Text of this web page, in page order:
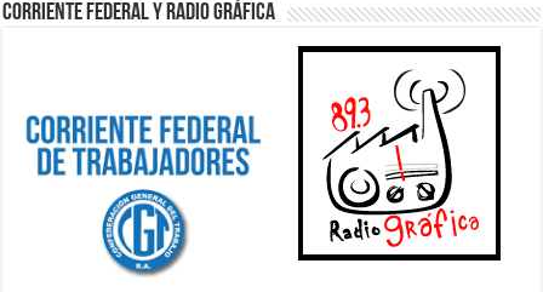
Corriente Federal y Radio Gráfica